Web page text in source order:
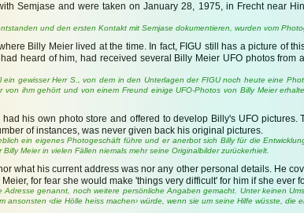
Semjase and were taken on January 28, 1975, in Frecht near
und den ersten Kontakt mit Semjase dokumentieren, wurden vom
Billy Meier lived at the time. In fact, FIGU still has a picture of
heard of him, had received several Billy Meier UFO photos from
gewisser Herr S., von dem in den Unterlagen der FIGU noch heute eine
ihm gehört und von einem Freund einige UFO-Photos von Billy Meier
his own photo store and offered to develop Billy's UFO
of instances, was never given back his original pictures.
ein eigenes Photogeschäft führe und er anerbot sich Billy für die
Meier in vielen Fällen niemals mehr seine Originalbilder zurückerhielt.
what his current address was nor any other personal details. He
for fear she would make 'things very difficult' for him if she ever
genannt, noch weitere persönliche Angaben gemacht. Unter keinen
‹die Hölle heiss machen› würde, wenn sie um seine Hilfe wüsste, die